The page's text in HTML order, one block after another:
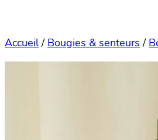
Accueil/ Bougies & senteurs /